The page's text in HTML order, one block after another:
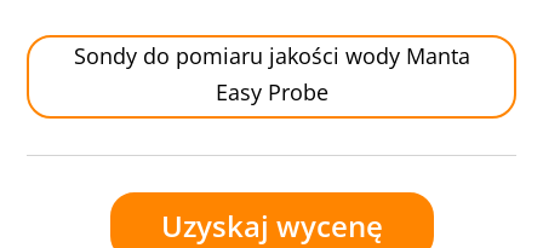
Sondy do pomiaru jakości wody Manta
Easy Probe
Uzyskaj wycenę